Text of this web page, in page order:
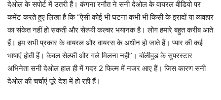
देओल के सपोर्ट में उतरी हैं। कंगना रनौत ने सनी देओल के वायरल वीडियो पर
कमेंट करते हुए लिखा है कि “ऐसी कोई भी घटना कभी भी किसी के इरादों या व्यवहार
का संकेत नहीं हो सकती और सेल्फी कल्चर भयानक है। लोग हमारे बहुत करीब आते
हैं। हम सभी प्रकार के वायरल और वायरस के अधीन हो जाते हैं। प्यार की कई
भाषाएं होती हैं। केवल सेल्फी और गले मिलना नही”। बॉलीवुड के सुपरस्टार
अभिनेता सनी देओल हाल ही में गदर 2 फिल्म में नजर आए हैं। जिस कारण सनी
देओल की चर्चाएं पूरे देश में हो रही हैं।